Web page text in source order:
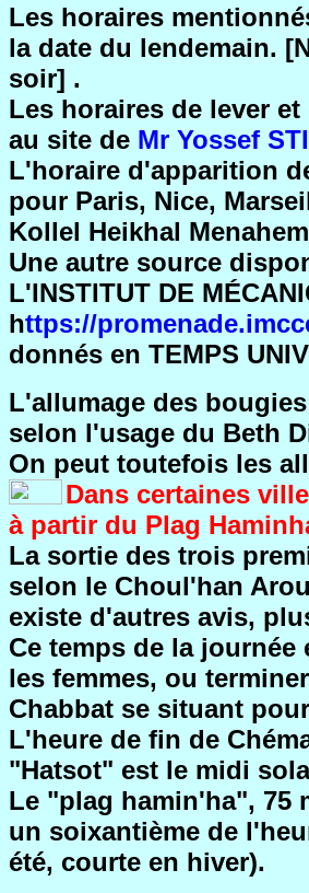
Les horaires
la date du lendemain.
soir] .
Les horaires de lever
au site de Mr Yossef
L'horaire d'apparition
pour Paris, Nice,
Kollel Heikhal
Une autre source
L'INSTITUT DE
https://
donnés en TEMPS
L'allumage des
selon l'usage du Beth
On peut toutefois les
Dans certaines
à partir du Plag
La sortie des trois
selon le Choul'han
existe d'autres avis,
Ce temps de la
les femmes, ou
Chabbat se situant
L'heure de fin de
"Hatsot" est le midi
Le "plag hamin'ha", 75
un soixantième de
été, courte en hiver).